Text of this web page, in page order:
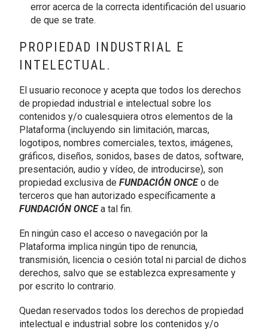
error acerca de la correcta identificación del usuario
de que se trate.
PROPIEDAD INDUSTRIAL E
INTELECTUAL.
El usuario reconoce y acepta que todos los derechos
de propiedad industrial e intelectual sobre los
contenidos y/o cualesquiera otros elementos de la
Plataforma (incluyendo sin limitación, marcas,
logotipos, nombres comerciales, textos, imágenes,
gráficos, diseños, sonidos, bases de datos, software,
presentación, audio y vídeo, de introducirse), son
propiedad exclusiva de FUNDACIÓN ONCEo de
terceros que han autorizado específicamente a
FUNDACIÓN ONCEa tal fin.
En ningún caso el acceso o navegación por la
Plataforma implica ningún tipo de renuncia,
transmisión, licencia o cesión total ni parcial de dichos
derechos, salvo que se establezca expresamente y
por escrito lo contrario.
Quedan reservados todos los derechos de propiedad
intelectual e industrial sobre los contenidos y/o